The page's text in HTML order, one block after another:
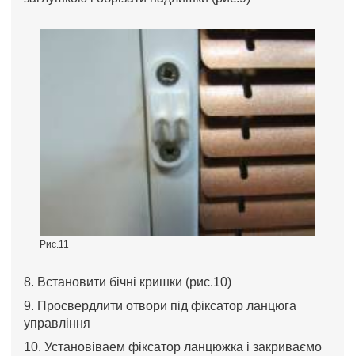
Рис.11
8. Встановити бічні кришки (рис.10)
9. Просвердлити отвори під фіксатор ланцюга
управління
10. Установіваем фіксатор ланцюжка і закриваємо